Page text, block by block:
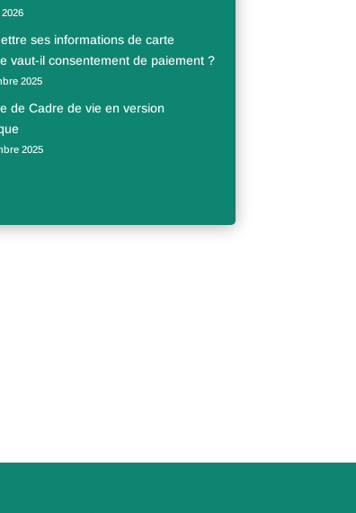
ses informations de carte
vaut-il consentement de paiement ?
2025
de Cadre de vie en version
2025